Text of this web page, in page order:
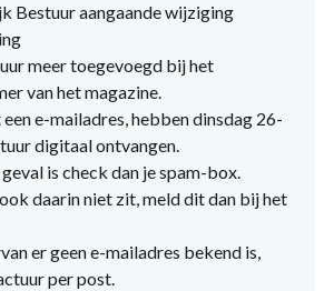
Bestuur aangaande wijziging
meer toegevoegd bij het
van het magazine.
e-mailadres, hebben dinsdag 26-
digitaal ontvangen.
is check dan je spam-box.
daarin niet zit, meld dit dan bij het
er geen e-mailadres bekend is,
per post.